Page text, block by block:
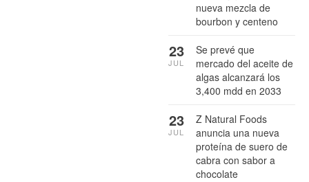
nueva mezcla de
bourbon y centeno
Se prevé que
mercado del aceite de
algas alcanzará los
3,400 mdd en 2033
23
JUL
Z Natural Foods
anuncia una nueva
proteína de suero de
cabra con sabor a
chocolate
23
JUL